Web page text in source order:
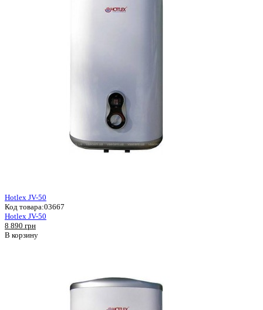
Hotlex JV-50
Код товара:03667
Hotlex JV-50
8 890 грн
В корзину